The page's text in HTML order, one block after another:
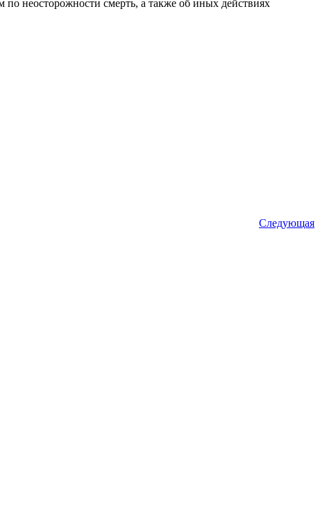
неосторожности смерть, а также об иных действиях
Следующая